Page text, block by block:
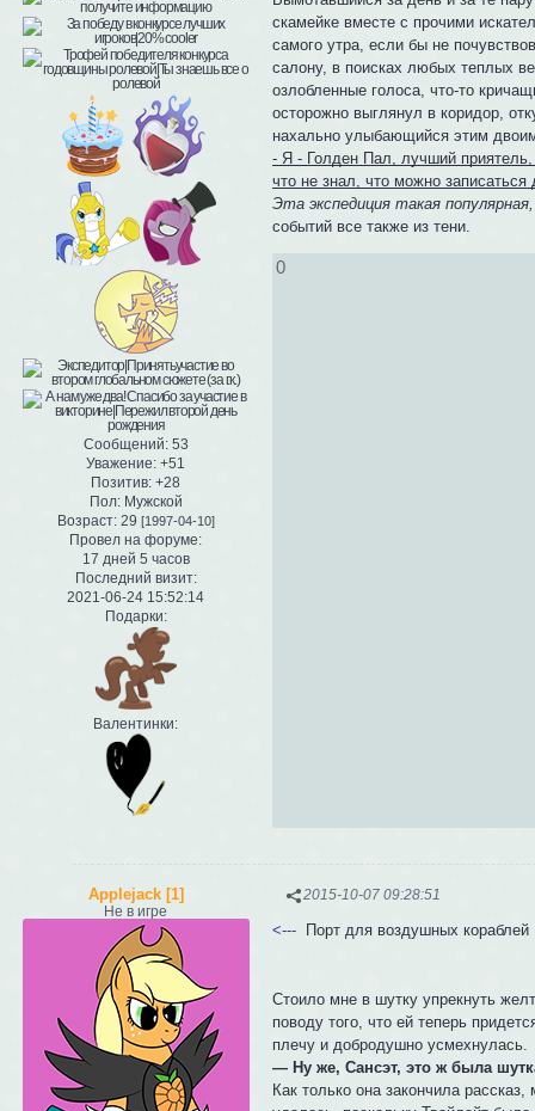
Сообщений: 53
Уважение: +51
Позитив: +28
Пол: Мужской
Возраст: 29 [1997-04-10]
Провел на форуме:
17 дней 5 часов
Последний визит:
2021-06-24 15:52:14
Подарки:
Валентинки:
скамейке вместе с прочими
самого утра, если бы не
салону, в поисках любых теплых
озлобленные голоса, что-то
осторожно выглянул в коридор,
нахально улыбающийся этим
- Я - Голден Пал, лучший приятель,
что не знал, что можно записаться
Эта экспедиция такая
событий все также из тени.
0
2015-10-07 09:28:51
Applejack [1]
Не в игре
<--- Порт для воздушных кораблей
Стоило мне в шутку упрекнуть
поводу того, что ей теперь
плечу и добродушно усмехнулась.
— Ну же, Сансэт, это ж была
Как только она закончила